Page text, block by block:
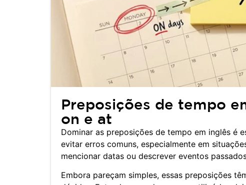
Preposições de tempo
on e at
Dominar as preposições de tempo em inglês é
evitar erros comuns, especialmente em
mencionar datas ou descrever eventos
Embora pareçam simples, essas preposições